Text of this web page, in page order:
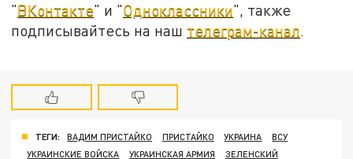
"ВКонтакте" и "Одноклассники", также
подписывайтесь на наш телеграм-канал.
ТЕГИ: ВАДИМ ПРИСТАЙКО ПРИСТАЙКО УКРАИНА
ВСУ
УКРАИНСКИЕ ВОЙСКА
УКРАИНСКАЯ АРМИЯ ЗЕЛЕНСКИЙ